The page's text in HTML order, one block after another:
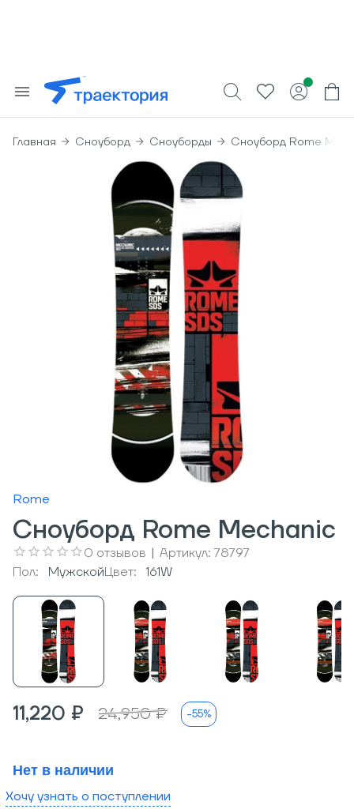
Главная Сноуборд Сноуборды Сноуборд Rome
Rome
Сноуборд Rome Mechanic
0 отзывов | Артикул:78797
Пол:
МужcкойЦвет: 161W
11,220 ₽ 24,950 ₽ -55%
Нет в наличии
Хочу узнать о поступлении